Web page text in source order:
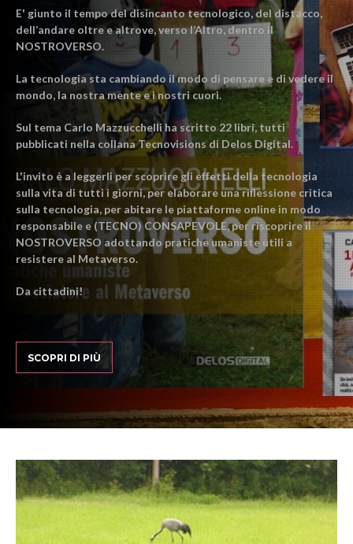
E' giunto il tempo del disincanto tecnologico, del distacco,
dell’andare oltre e altrove, verso l’Altro, dentro il
NOSTROVERSO.
La tecnologia sta cambiando il modo di pensare e di vedere il
mondo, la nostra mente e i nostri cuori.
Sul tema Carlo Mazzucchelli ha scritto 22 libri, tutti
pubblicati nella collana Tecnovisions di Delos Digital.
L'invito è a leggerli per scoprire gli effetti della tecnologia
sulla vita di tutti i giorni, per elaborare una riflessione critica
sulla tecnologia, per abitare le piattaforme online in modo
responsabile e (TECNO) CONSAPEVOLE, per riscoprire il
NOSTROVERSO adottando pratiche umaniste utili a
resistere al Metaverso.
Da cittadini!
SCOPRI DI PIÙ